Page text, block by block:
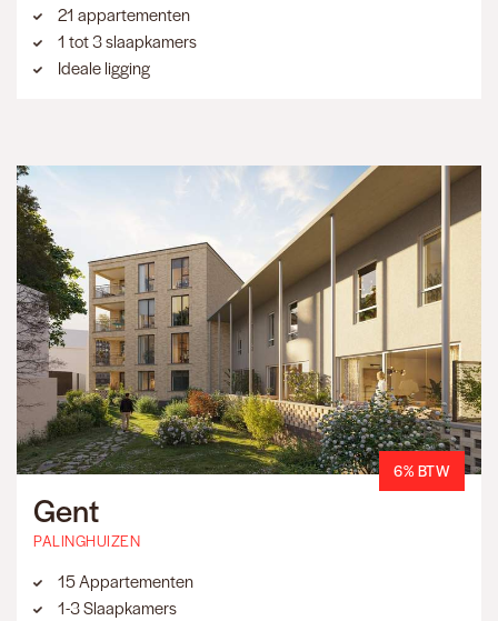
21 appartementen
1 tot 3 slaapkamers
Ideale ligging
6% BTW
Gent
PALINGHUIZEN
15 Appartementen
1-3 Slaapkamers